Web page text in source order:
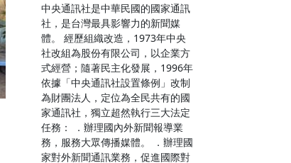
中央通訊社是中華民國的國家通訊
社，是台灣最具影響力的新聞媒
體。 經歷組織改造，1973年中央
社改組為股份有限公司，以企業方
式經營；隨著民主化發展，1996年
依據「中央通訊社設置條例」改制
為財團法人，定位為全民共有的國
家通訊社，獨立超然執行三大法定
任務： ．辦理國內外新聞報導業
務，服務大眾傳播媒體。 ．辦理國
家對外新聞通訊業務，促進國際對